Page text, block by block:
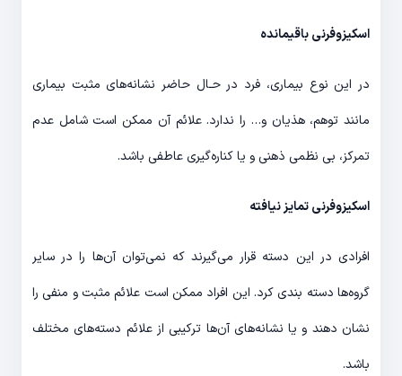
اسکیزوفرنی باقیمانده
در این نوع بیماری، فرد در حـال حاضر نشانه‌های مثبت بیماری
مانند توهم، هذیان و… را ندارد. علائم آن ممکن است شامل عدم
تمرکز، بی نظمی ذهنی و یا کناره‌گیری عاطفی باشد.
اسکیزوفرنی تمایز نیافته
افرادی در این دسته قرار می‌گیرند که نمی‌توان آن‌ها را در سایر
گروه‌ها دسته بندی کرد. این افراد ممکن است علائم مثبت و منفی را
نشان دهند و یا نشانه‌های آن‌ها ترکیبی از علائم دسته‌های مختلف
باشد.